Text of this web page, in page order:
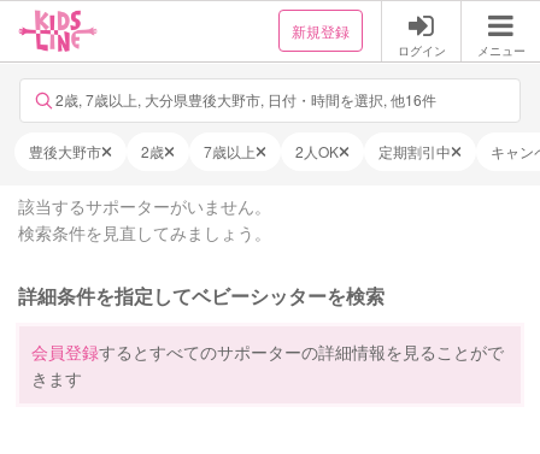
新規登録
ログイン メニュー
2歳, 7歳以上, 大分県豊後大野市, 日付・時間を選択, 他16件
豊後大野市 2歳 7歳以上 2人OK 定期割引中 キャン
該当するサポーターがいません。
検索条件を見直してみましょう。
詳細条件を指定してベビーシッターを検索
会員登録するとすべてのサポーターの詳細情報を見ることがで
きます